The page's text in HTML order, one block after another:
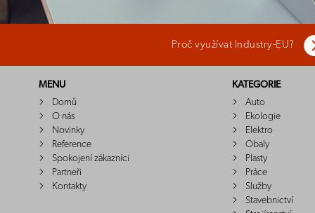
Proč využívat Industry-EU?
MENU
Domů
O nás
Novinky
Reference
Spokojení zákazníci
Partneři
Kontakty
KATEGORIE
Auto
Ekologie
Elektro
Obaly
Plasty
Práce
Služby
Stavebnictví